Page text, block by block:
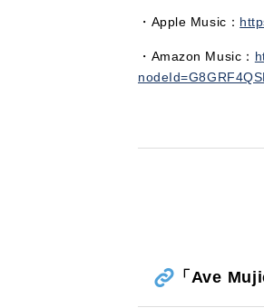
・Apple Music：
・Amazon Music：
「Ave